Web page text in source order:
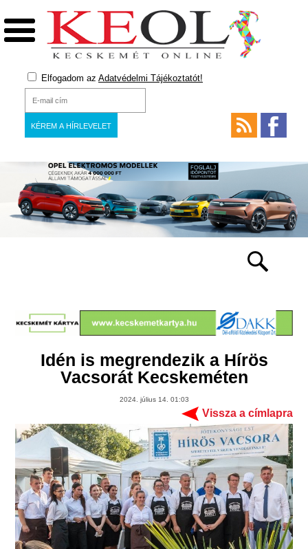
Elfogadom az Adatvédelmi Tájékoztatót!
Idén is megrendezik a Hírös
Vacsorát Kecskeméten
2024. július 14. 01:03
Vissza a címlapra